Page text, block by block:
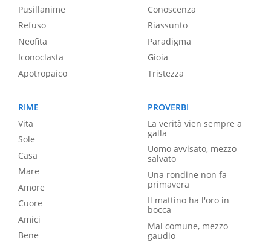
Pusillanime
Refuso
Neofita
Iconoclasta
Apotropaico
Conoscenza
Riassunto
Paradigma
Gioia
Tristezza
RIME
Vita
Sole
Casa
Mare
Amore
Cuore
Amici
Bene
PROVERBI
La verità vien sempre a
galla
Uomo avvisato, mezzo
salvato
Una rondine non fa
primavera
Il mattino ha l'oro in
bocca
Mal comune, mezzo
gaudio